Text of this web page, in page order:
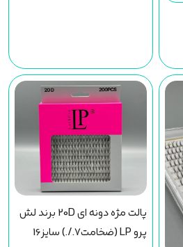
پالت مژه دونه ای 20D برند لش
پرو LP (ضخامت7./.) سایز16